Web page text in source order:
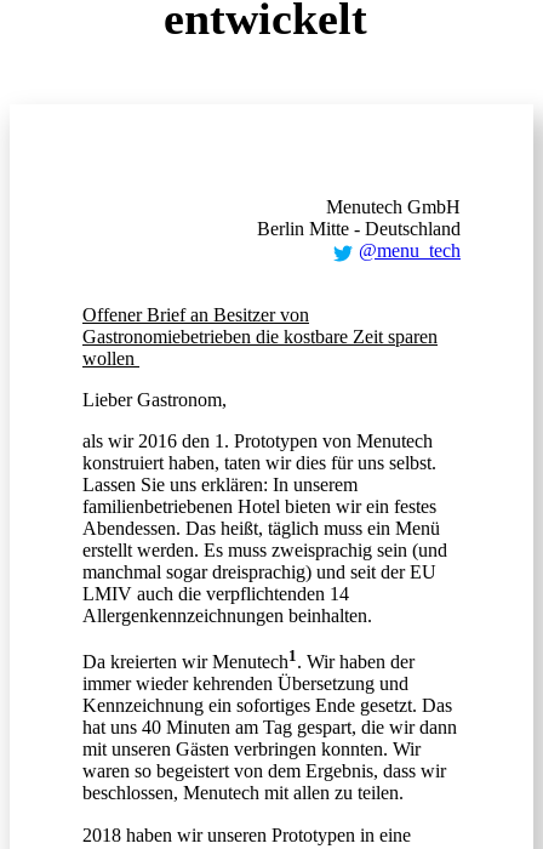
entwickelt
Menutech GmbH
Berlin Mitte - Deutschland
@menu_tech
Offener Brief an Besitzer von
Gastronomiebetrieben die kostbare Zeit sparen
wollen
Lieber Gastronom,
als wir 2016 den 1. Prototypen von Menutech
konstruiert haben, taten wir dies für uns selbst.
Lassen Sie uns erklären: In unserem
familienbetriebenen Hotel bieten wir ein festes
Abendessen. Das heißt, täglich muss ein Menü
erstellt werden. Es muss zweisprachig sein (und
manchmal sogar dreisprachig) und seit der EU
LMIV auch die verpflichtenden 14
Allergenkennzeichnungen beinhalten.
Da kreierten wir Menutech1. Wir haben der
immer wieder kehrenden Übersetzung und
Kennzeichnung ein sofortiges Ende gesetzt. Das
hat uns 40 Minuten am Tag gespart, die wir dann
mit unseren Gästen verbringen konnten. Wir
waren so begeistert von dem Ergebnis, dass wir
beschlossen, Menutech mit allen zu teilen.
2018 haben wir unseren Prototypen in eine